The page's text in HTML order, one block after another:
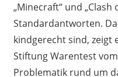
„Minecraft“ und „Clash
Standardantworten.
kindgerecht sind, zeigt
Stiftung Warentestvo
Problematik rund um d